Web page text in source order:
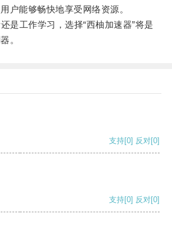
户能够畅快地享受网络资源。
工作学习，选择“西柚加速器”将是
。
支持[0] 反对[0]
支持[0] 反对[0]